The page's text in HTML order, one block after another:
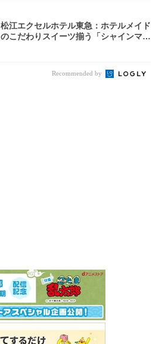
松江エクセルホテル東急：ホテルメイド
のこだわりスイーツ揃う「シャインマス
Recommended by